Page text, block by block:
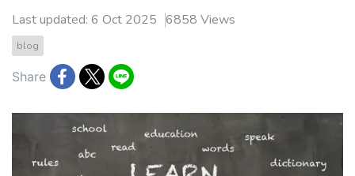
Last updated: 6 Oct 2025 6858 Views
blog
Share